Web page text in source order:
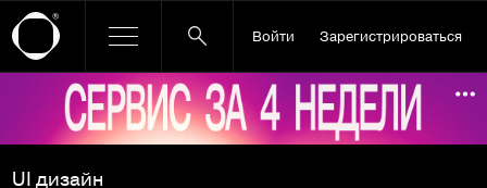
Войти Зарегистрироваться
Ссылка баннера
UI дизайн